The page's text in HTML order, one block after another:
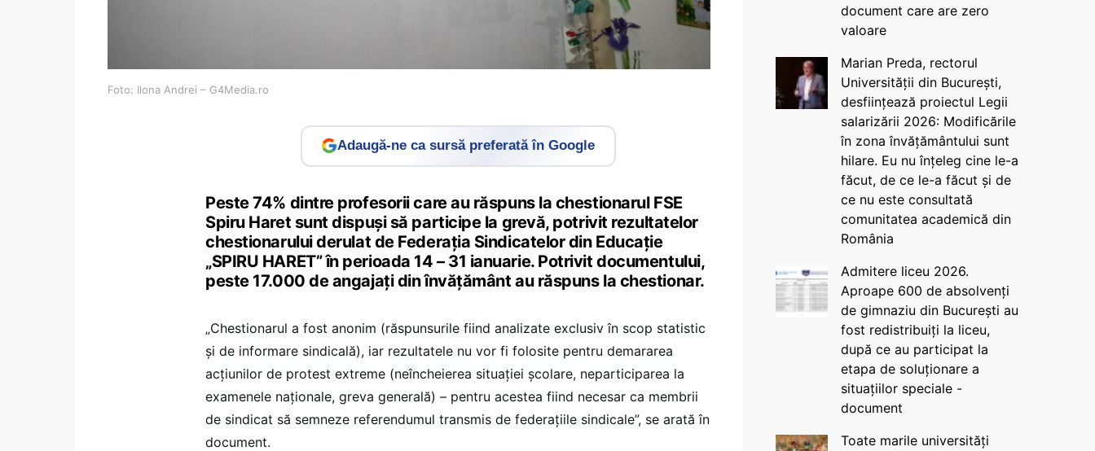
Foto: Ilona Andrei – G4Media.ro
Adaugă-ne ca sursă preferată în Google
Peste 74% dintre profesorii care au răspuns la chestionarul FSE
Spiru Haret sunt dispuși să participe la grevă, potrivit rezultatelor
chestionarului derulat de Federația Sindicatelor din Educație
„SPIRU HARET” în perioada 14 – 31 ianuarie. Potrivit documentului,
peste 17.000 de angajați din învățământ au răspuns la chestionar.
„Chestionarul a fost anonim (răspunsurile fiind analizate exclusiv în scop statistic
și de informare sindicală), iar rezultatele nu vor fi folosite pentru demararea
acțiunilor de protest extreme (neîncheierea situației școlare, neparticiparea la
examenele naționale, greva generală) – pentru acestea fiind necesar ca membrii
de sindicat să semneze referendumul transmis de federațiile sindicale”, se arată în
document.
document care are zero
valoare
Marian Preda, rectorul
Universității din București,
desființează proiectul Legii
salarizării 2026: Modificările
în zona învățământului sunt
hilare. Eu nu înțeleg cine le-a
făcut, de ce le-a făcut și de
ce nu este consultată
comunitatea academică din
România
Admitere liceu 2026.
Aproape 600 de absolvenți
de gimnaziu din București au
fost redistribuiți la liceu,
după ce au participat la
etapa de soluționare a
situațiilor speciale -
document
Toate marile universități